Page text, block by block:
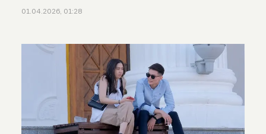
01.04.2026, 01:28